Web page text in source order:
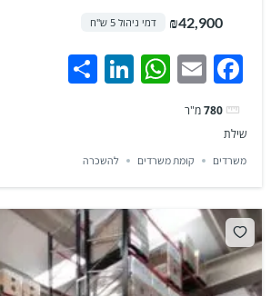
₪42,900 דמי ניהול 5 ש"ח
Facebook
Email
WhatsApp
LinkedIn
Share
780מ"ר
שילת
משרדים קומת משרדים להשכרה